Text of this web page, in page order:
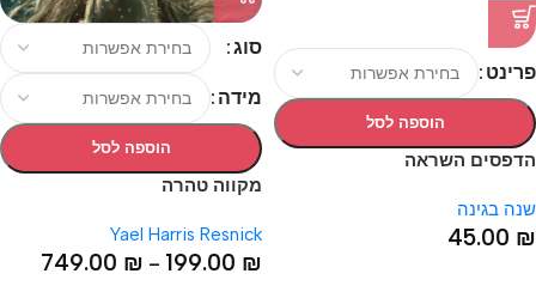
פרינט
הוספה לסל
הדפסים השראה
שנה בגינה
45.00 ₪
סוג
מידה
הוספה לסל
מקווה טהרה
Yael Harris Resnick
199.00 ₪
–
749.00 ₪